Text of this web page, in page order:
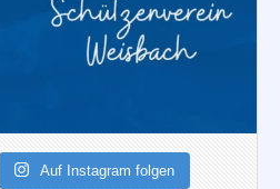
Auf Instagram folgen